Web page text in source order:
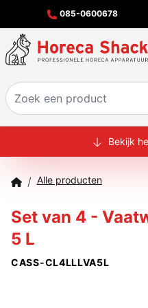
085-0600678
/ Alle producten
Set van 4 -
5 L
CASS-CL4LLLVA5L